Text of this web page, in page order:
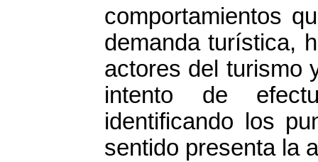
comportamientos
demanda turística,
actores del turismo
intento de
identificando los
sentido presenta la